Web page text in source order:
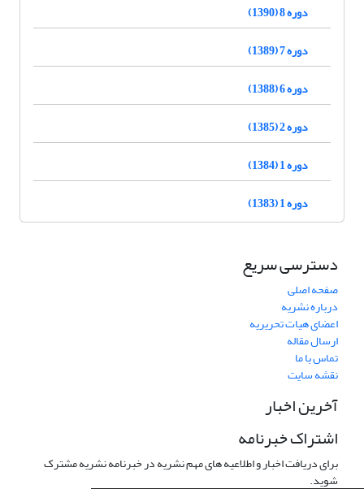
دوره 8 (1390)
دوره 7 (1389)
دوره 6 (1388)
دوره 2 (1385)
دوره 1 (1384)
دوره 1 (1383)
دسترسی سریع
صفحه اصلی
درباره نشریه
اعضای هیات تحریریه
ارسال مقاله
تماس با ما
نقشه سایت
آخرین اخبار
اشتراک خبرنامه
برای دریافت اخبار و اطلاعیه های مهم نشریه در خبرنامه نشریه مشترک
شوید.